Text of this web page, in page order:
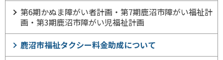
第6期かぬま障がい者計画・第7期鹿沼市障がい福祉計
画・第3期鹿沼市障がい児福祉計画
鹿沼市福祉タクシー料金助成について